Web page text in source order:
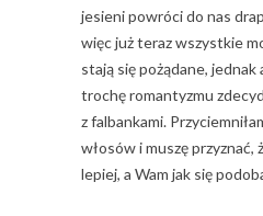
jesieni powróci do nas
więc już teraz wszystkie
stają się pożądane, jednak
trochę romantyzmu
z falbankami.
włosów i muszę przyznać,
lepiej, a Wam jak się